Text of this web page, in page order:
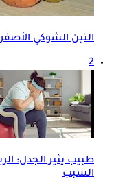
التين الشوكي
2
طبيب يثير الجدل:
السبب